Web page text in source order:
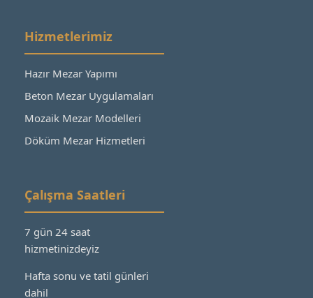
Hizmetlerimiz
Hazır Mezar Yapımı
Beton Mezar Uygulamaları
Mozaik Mezar Modelleri
Döküm Mezar Hizmetleri
Çalışma Saatleri
7 gün 24 saat
hizmetinizdeyiz
Hafta sonu ve tatil günleri
dahil